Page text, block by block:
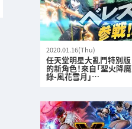
2020.01.16(Thu)
任天堂明星大亂鬥特別版
的新角色！來自「聖火降魔
錄-風花雪月」…